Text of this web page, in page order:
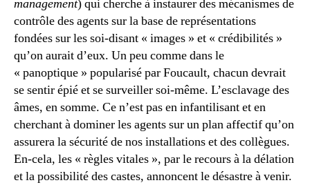
management) qui cherche à instaurer des mécanismes de
contrôle des agents sur la base de représentations
fondées sur les soi-disant « images » et « crédibilités »
qu’on aurait d’eux. Un peu comme dans le
« panoptique » popularisé par Foucault, chacun devrait
se sentir épié et se surveiller soi-même. L’esclavage des
âmes, en somme. Ce n’est pas en infantilisant et en
cherchant à dominer les agents sur un plan affectif qu’on
assurera la sécurité de nos installations et des collègues.
En-cela, les « règles vitales », par le recours à la délation
et la possibilité des castes, annoncent le désastre à venir.